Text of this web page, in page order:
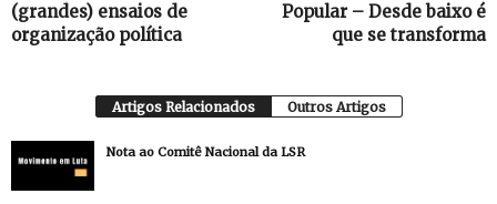
(grandes) ensaios de
organização política
Popular – Desde baixo é
que se transforma
Artigos Relacionados Outros Artigos
Nota ao Comitê Nacional da LSR